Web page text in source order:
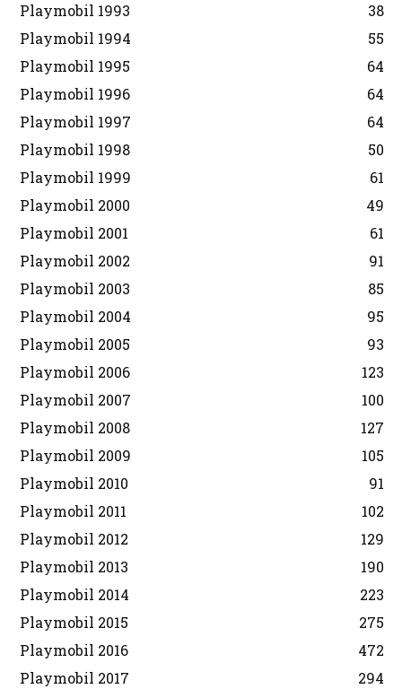
Playmobil 1993
38
Playmobil 1994
55
Playmobil 1995
64
Playmobil 1996
64
Playmobil 1997
64
Playmobil 1998
50
Playmobil 1999
61
Playmobil 2000
49
Playmobil 2001
61
Playmobil 2002
91
Playmobil 2003
85
Playmobil 2004
95
Playmobil 2005
93
Playmobil 2006
123
Playmobil 2007
100
Playmobil 2008
127
Playmobil 2009
105
Playmobil 2010
91
Playmobil 2011
102
Playmobil 2012
129
Playmobil 2013
190
Playmobil 2014
223
Playmobil 2015
275
Playmobil 2016
472
Playmobil 2017
294